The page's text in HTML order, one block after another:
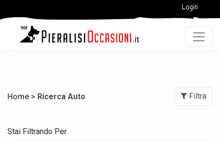
Login
Home > Ricerca Auto Filtra
Stai Filtrando Per